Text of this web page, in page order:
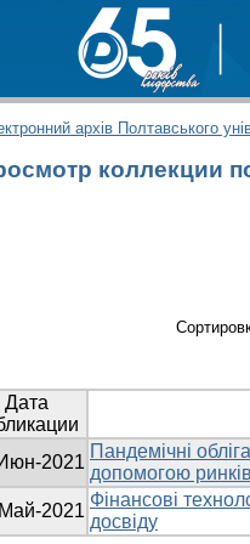
архів Полтавського
коллекции
Дата
2021
Пандемічні
допомогою ринків
2021
Фінансові
досвіду